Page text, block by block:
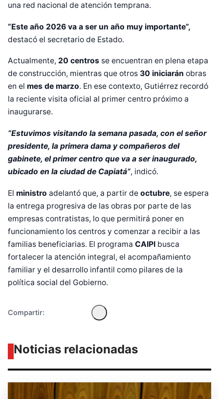
una red nacional de atención temprana.
“Este año 2026 va a ser un año muy importante”,
destacó el secretario de Estado.
Actualmente, 20 centros se encuentran en plena etapa
de construcción, mientras que otros 30 iniciarán obras
en el mes de marzo. En ese contexto, Gutiérrez recordó
la reciente visita oficial al primer centro próximo a
inaugurarse.
“Estuvimos visitando la semana pasada, con el señor
presidente, la primera dama y compañeros del
gabinete, el primer centro que va a ser inaugurado,
ubicado en la ciudad de Capiatá”, indicó.
El ministro adelantó que, a partir de octubre, se espera
la entrega progresiva de las obras por parte de las
empresas contratistas, lo que permitirá poner en
funcionamiento los centros y comenzar a recibir a las
familias beneficiarias. El programa CAIPI busca
fortalecer la atención integral, el acompañamiento
familiar y el desarrollo infantil como pilares de la
política social del Gobierno.
Compartir:
Diseñado por Shiro
Noticias relacionadas